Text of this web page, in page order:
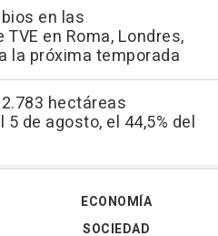
en las
en Roma, Londres,
la próxima temporada
hectáreas
de agosto, el 44,5% del
ECONOMÍA
SOCIEDAD